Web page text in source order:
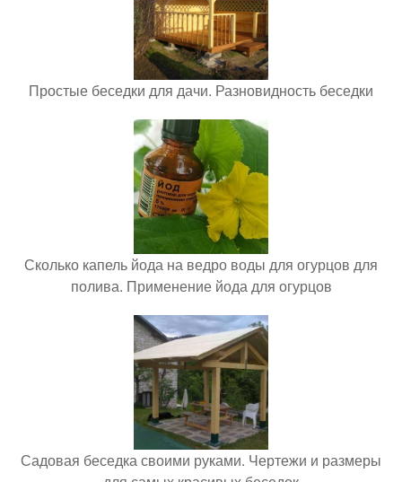
Простые беседки для дачи. Разновидность беседки
Сколько капель йода на ведро воды для огурцов для
полива. Применение йода для огурцов
Садовая беседка своими руками. Чертежи и размеры